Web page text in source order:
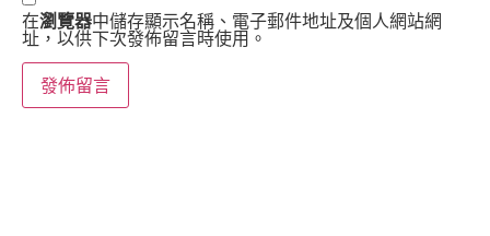
在瀏覽器中儲存顯示名稱、電子郵件地址及個人網站網
址，以供下次發佈留言時使用。